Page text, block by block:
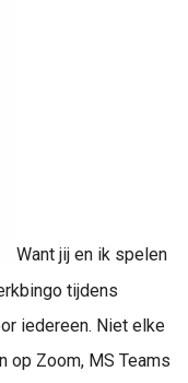
Want jij en ik spelen
tijdens
iedereen. Niet elke
op Zoom, MS Teams